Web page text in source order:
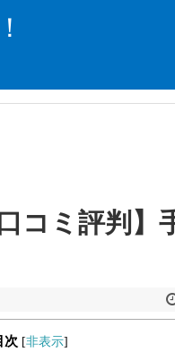
コミ評判】
次 [非表示]